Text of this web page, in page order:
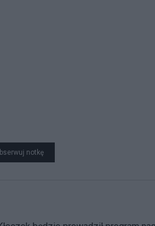
notkę